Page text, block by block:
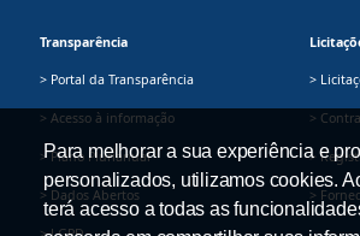
Transparência
> Portal da Transparência
> Acesso à informação
> Plano Plurianual
> Dados Abertos
>
>
>
>
Para melhorar a sua experiência e
personalizados, utilizamos cookies.
terá acesso a todas as